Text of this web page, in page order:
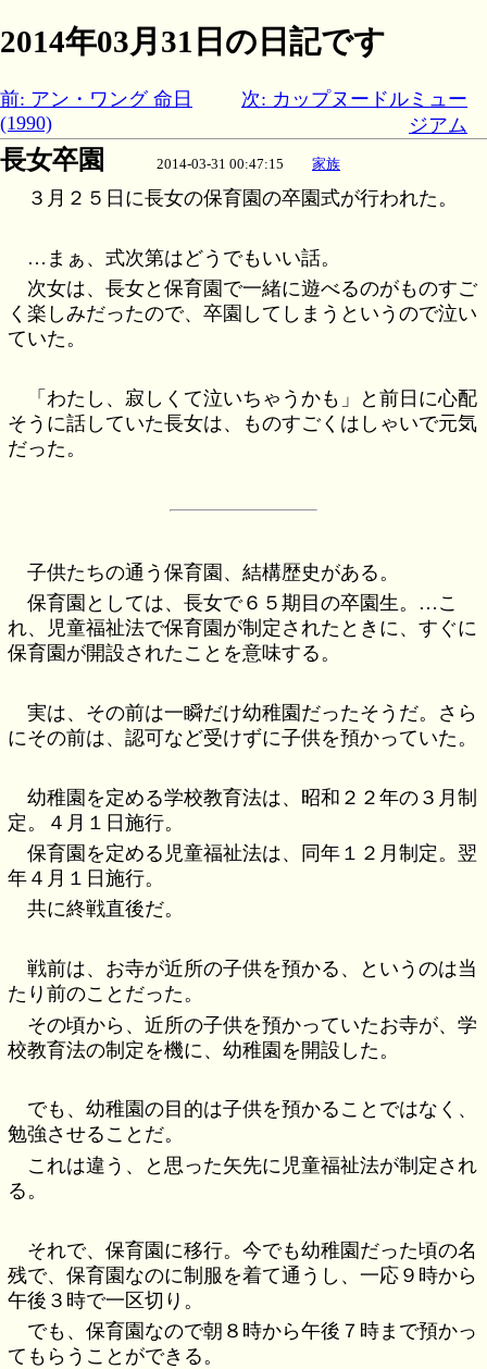
2014年03月31日の日記です
前: アン・ワング 命日
(1990)
次: カップヌードルミュー
ジアム
長女卒園 2014-03-31 00:47:15 家族
３月２５日に長女の保育園の卒園式が行われた。
…まぁ、式次第はどうでもいい話。
次女は、長女と保育園で一緒に遊べるのがものすご
く楽しみだったので、卒園してしまうというので泣い
ていた。
「わたし、寂しくて泣いちゃうかも」と前日に心配
そうに話していた長女は、ものすごくはしゃいで元気
だった。
子供たちの通う保育園、結構歴史がある。
保育園としては、長女で６５期目の卒園生。…こ
れ、児童福祉法で保育園が制定されたときに、すぐに
保育園が開設されたことを意味する。
実は、その前は一瞬だけ幼稚園だったそうだ。さら
にその前は、認可など受けずに子供を預かっていた。
幼稚園を定める学校教育法は、昭和２２年の３月制
定。４月１日施行。
保育園を定める児童福祉法は、同年１２月制定。翌
年４月１日施行。
共に終戦直後だ。
戦前は、お寺が近所の子供を預かる、というのは当
たり前のことだった。
その頃から、近所の子供を預かっていたお寺が、学
校教育法の制定を機に、幼稚園を開設した。
でも、幼稚園の目的は子供を預かることではなく、
勉強させることだ。
これは違う、と思った矢先に児童福祉法が制定され
る。
それで、保育園に移行。今でも幼稚園だった頃の名
残で、保育園なのに制服を着て通うし、一応９時から
午後３時で一区切り。
でも、保育園なので朝８時から午後７時まで預かっ
てもらうことができる。